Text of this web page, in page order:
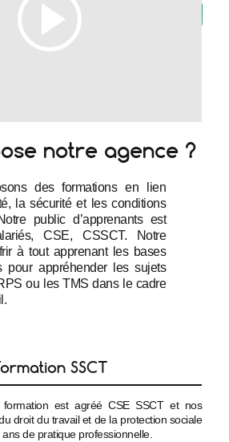
notre agence ?
des formations en lien
la sécurité et les conditions
public d’apprenants est
CSE, CSSCT. Notre
à tout apprenant les bases
pour appréhender les sujets
ou les TMS dans le cadre
SSCT
est agréé CSE SSCT et nos
droit du travail et de la protection sociale
de pratique professionnelle.